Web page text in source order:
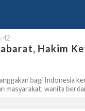
Hakim
bagi Indonesia
masyarakat, wanita